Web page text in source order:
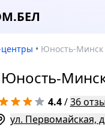
• Юность-Минск
Юность-
4.4/36
ул. Первомайская,